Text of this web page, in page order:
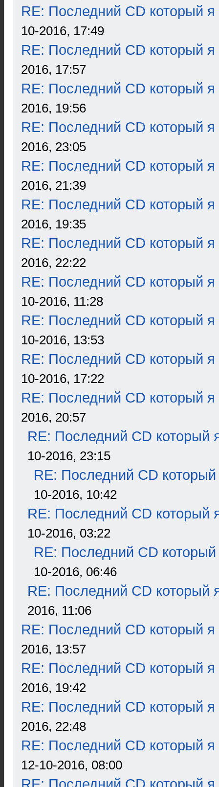
RE: Последний CD который я
10-2016, 17:49
RE: Последний CD который я
2016, 17:57
RE: Последний CD который я
2016, 19:56
RE: Последний CD который я
2016, 23:05
RE: Последний CD который я
2016, 21:39
RE: Последний CD который я
2016, 19:35
RE: Последний CD который я
2016, 22:22
RE: Последний CD который я
10-2016, 11:28
RE: Последний CD который я
10-2016, 13:53
RE: Последний CD который я
10-2016, 17:22
RE: Последний CD который я
2016, 20:57
RE: Последний CD который
10-2016, 23:15
RE: Последний CD который
10-2016, 10:42
RE: Последний CD который
10-2016, 03:22
RE: Последний CD который
10-2016, 06:46
RE: Последний CD который
2016, 11:06
RE: Последний CD который я
2016, 13:57
RE: Последний CD который я
2016, 19:42
RE: Последний CD который я
2016, 22:48
RE: Последний CD который я
12-10-2016, 08:00